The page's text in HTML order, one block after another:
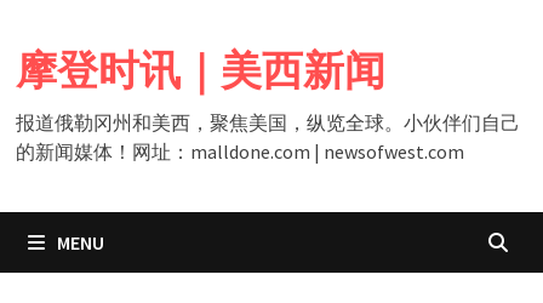
content
摩登时讯｜美西新闻
报道俄勒冈州和美西，聚焦美国，纵览全球。小伙伴们自己
的新闻媒体！网址：malldone.com | newsofwest.com
MENU